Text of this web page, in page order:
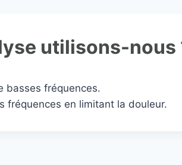
utilisons-nous
basses fréquences.
fréquences en limitant la douleur.